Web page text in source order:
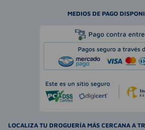
MEDIOS DE PAGO
LOCALIZA TU DROGUERÍA MÁS CERCANA A